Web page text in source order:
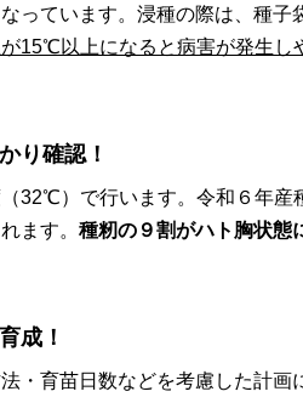
っています。浸種の際は、種子
15℃以上になると病害が発生し
り確認！
32℃）で行います。令和６年産
ます。 種籾の９割がハト胸状態
成！
・育苗日数などを考慮した計画